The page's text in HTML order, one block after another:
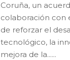
Coruña, un
colaboración con
de reforzar el
tecnológico, la
mejora de la......